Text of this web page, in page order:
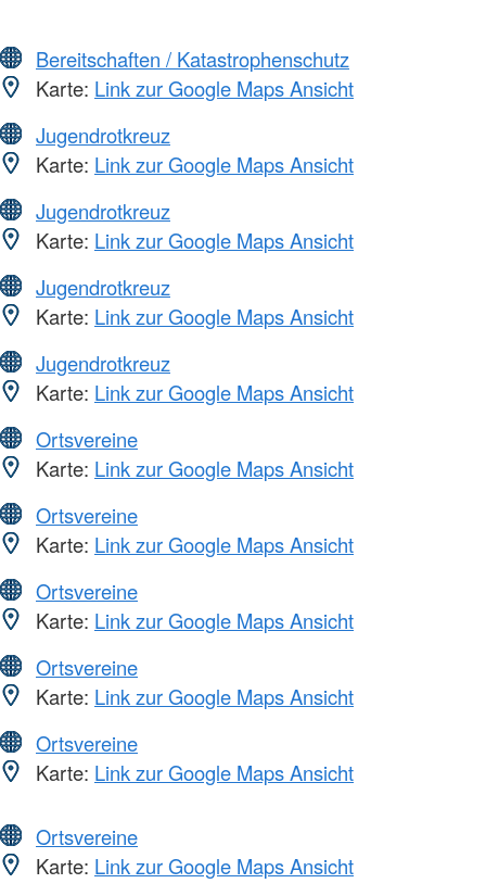
Bereitschaften / Katastrophenschutz
Karte: Link zur Google Maps Ansicht
Jugendrotkreuz
Karte: Link zur Google Maps Ansicht
Jugendrotkreuz
Karte: Link zur Google Maps Ansicht
Jugendrotkreuz
Karte: Link zur Google Maps Ansicht
Jugendrotkreuz
Karte: Link zur Google Maps Ansicht
Ortsvereine
Karte: Link zur Google Maps Ansicht
Ortsvereine
Karte: Link zur Google Maps Ansicht
Ortsvereine
Karte: Link zur Google Maps Ansicht
Ortsvereine
Karte: Link zur Google Maps Ansicht
Ortsvereine
Karte: Link zur Google Maps Ansicht
Ortsvereine
Karte: Link zur Google Maps Ansicht